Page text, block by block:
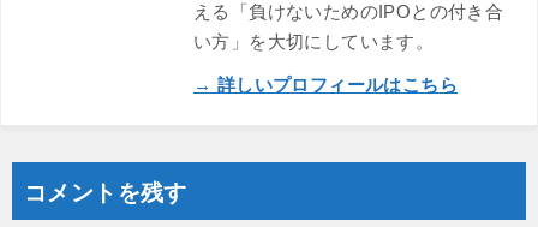
える「負けないためのIPOとの付き合
い方」を大切にしています。
→ 詳しいプロフィールはこちら
コメントを残す